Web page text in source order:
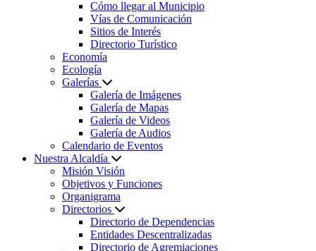
Cómo llegar al Municipio
Vías de Comunicación
Sitios de Interés
Directorio Turístico
Economía
Ecología
Galerías
Galería de Imágenes
Galería de Mapas
Galería de Videos
Galería de Audios
Calendario de Eventos
Nuestra Alcaldía
Misión Visión
Objetivos y Funciones
Organigrama
Directorios
Directorio de Dependencias
Entidades Descentralizadas
Directorio de Agremiaciones